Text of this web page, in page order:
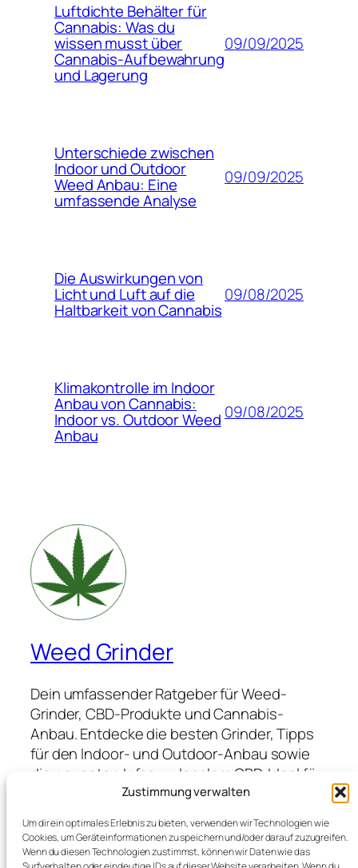
Zustimmung verwalten
Um dir ein optimales Erlebnis zu bieten, verwenden wir Technologien wie
Cookies, um Geräteinformationen zu speichern und/oder darauf zuzugreifen.
Wenn du diesen Technologien zustimmst, können wir Daten wie das
Luftdichte Behälter für
Cannabis: Was du
wissen musst über
Cannabis-Aufbewahrung
und Lagerung
09/09/2025
Unterschiede zwischen
Indoor und Outdoor
Weed Anbau: Eine
umfassende Analyse
09/09/2025
Die Auswirkungen von
Licht und Luft auf die
Haltbarkeit von Cannabis
09/08/2025
Klimakontrolle im Indoor
Anbau von Cannabis:
Indoor vs. Outdoor Weed
Anbau
09/08/2025
Weed Grinder
Dein umfassender Ratgeber für Weed-
Grinder, CBD-Produkte und Cannabis-
Anbau. Entdecke die besten Grinder, Tipps
für den Indoor- und Outdoor-Anbau sowie
die neuesten Infos zu legalem CBD. Ideal für
Anfänger und Profis, die hochwertige
profitieren möchten.